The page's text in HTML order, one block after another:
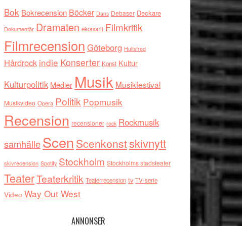
Bok Bokrecension Böcker Dans Debaser Deckare
Dokumentär Dramaten ekonomi Filmkritik
Filmrecension Göteborg Hultsfred
Hårdrock indie Konserter Konst Kultur
Kulturpolitik Medier Musik Musikfestival
Musikvideo Opera Politik Popmusik
Recension recensioner rock Rockmusik
samhälleScen Scenkonstskivnytt
skivrecension Spotify Stockholm Stockholms stadsteater
TeaterTeaterkritik Teaterrecension tv TV-serie
Video Way Out West
ANNONSER